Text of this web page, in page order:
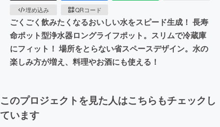
埋め込み
QRコード
ごくごく飲みたくなるおいしい水をスピード生成！ 長寿
命ポット型浄水器ロングライフポット。スリムで冷蔵庫
にフィット！ 場所をとらない省スペースデザイン。水の
楽しみ方が増え、料理やお酒にも使える！
このプロジェクトを見た人はこちらもチェックし
ています